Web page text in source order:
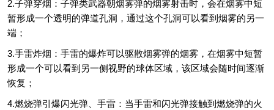
2.子弹穿烟：子弹类武器朝烟雾弹的烟雾射击时，会在烟雾中短
暂形成一个透明的弹道孔洞，通过这个孔洞可以看到烟雾的另一
端；
3.手雷炸烟：手雷的爆炸可以驱散烟雾弹的烟雾，在烟雾中短暂
形成一个可以看到另一侧视野的球体区域，该区域会随时间逐渐
恢复；
4.燃烧弹引爆闪光弹、手雷：当手雷和闪光弹接触到燃烧弹的火